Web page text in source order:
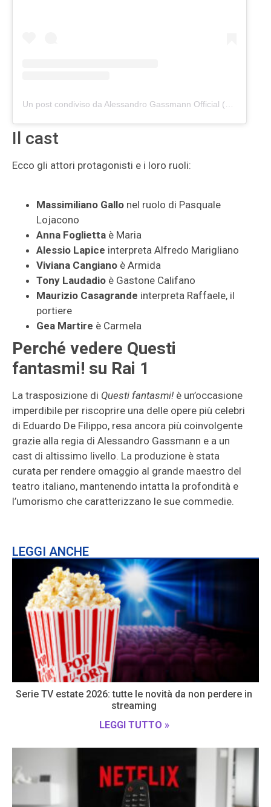
Il cast
Ecco gli attori protagonisti e i loro ruoli:
Massimiliano Gallo nel ruolo di Pasquale
Lojacono
Anna Foglietta è Maria
Alessio Lapice interpreta Alfredo Marigliano
Viviana Cangiano è Armida
Tony Laudadio è Gastone Califano
Maurizio Casagrande interpreta Raffaele, il
portiere
Gea Martire è Carmela
Perché vedere Questi
fantasmi! su Rai 1
La trasposizione di Questi fantasmi! è un’occasione
imperdibile per riscoprire una delle opere più celebri
di Eduardo De Filippo, resa ancora più coinvolgente
grazie alla regia di Alessandro Gassmann e a un
cast di altissimo livello. La produzione è stata
curata per rendere omaggio al grande maestro del
teatro italiano, mantenendo intatta la profondità e
l’umorismo che caratterizzano le sue commedie.
LEGGI ANCHE
Serie TV estate 2026: tutte le novità da non perdere in
streaming
LEGGI TUTTO »